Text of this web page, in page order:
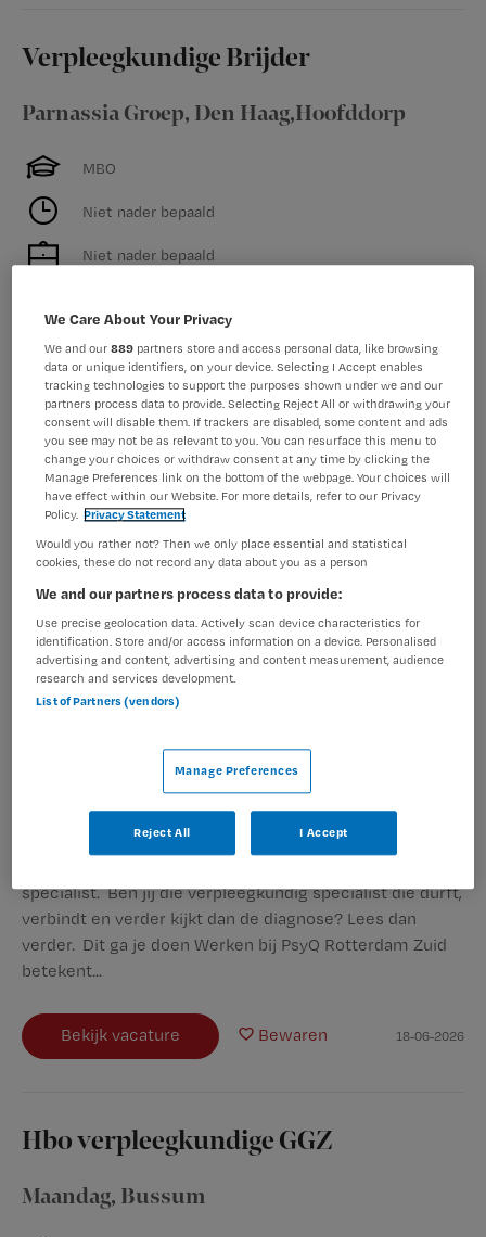
Verpleegkundige Brijder
Parnassia Groep, Den Haag,Hoofddorp
MBO
Niet nader bepaald
Niet nader bepaald
anders is en je waardering en doorgroeimogelijkheden
krijgt. Klinkt jou dat als muziek in de oren? Ga dan als
verpleegkundige aan de slag bij Brijder. Met maar liefst
40 locaties is er altijd een passende match: in de
kliniek,...
Bekijk vacature Bewaren 18-06-2026
Verpleegkundig specialist
Parnassia Groep,Rotterdam
WO
Niet nader bepaald
Niet nader bepaald
PsyQ is voor het Herstel Op Maat Expertise team in
specialist. Ben jij die verpleegkundig specialist die durft,
verbindt en verder kijkt dan de diagnose? Lees dan
verder. Dit ga je doen Werken bij PsyQ Rotterdam Zuid
betekent...
Bekijk vacature Bewaren 18-06-2026
Hbo verpleegkundige GGZ
Maandag, Bussum
We Care About Your Privacy
We and our889 partners store and access personal data, like browsing
data or unique identifiers, on your device. Selecting I Accept enables
tracking technologies to support the purposes shown under we and our
partners process data to provide. Selecting Reject All or withdrawing your
consent will disable them. If trackers are disabled, some content and ads
you see may not be as relevant to you. You can resurface this menu to
change your choices or withdraw consent at any time by clicking the
Manage Preferences link on the bottom of the webpage. Your choices will
have effect within our Website. For more details, refer to our Privacy
Policy. Privacy Statement
Would you rather not? Then we only place essential and statistical
cookies, these do not record any data about you as a person
We and our partners process data to provide:
Use precise geolocation data. Actively scan device characteristics for
identification. Store and/or access information on a device. Personalised
advertising and content, advertising and content measurement, audience
research and services development.
List of Partners (vendors)
Manage Preferences
Reject All I Accept